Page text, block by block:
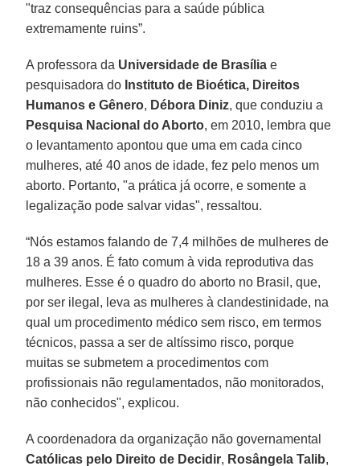
"traz consequências para a saúde pública
extremamente ruins”.
A professora da Universidade de Brasília e
pesquisadora do Instituto de Bioética, Direitos
Humanos e Gênero, Débora Diniz, que conduziu a
Pesquisa Nacional do Aborto, em 2010, lembra que
o levantamento apontou que uma em cada cinco
mulheres, até 40 anos de idade, fez pelo menos um
aborto. Portanto, "a prática já ocorre, e somente a
legalização pode salvar vidas", ressaltou.
“Nós estamos falando de 7,4 milhões de mulheres de
18 a 39 anos. É fato comum à vida reprodutiva das
mulheres. Esse é o quadro do aborto no Brasil, que,
por ser ilegal, leva as mulheres à clandestinidade, na
qual um procedimento médico sem risco, em termos
técnicos, passa a ser de altíssimo risco, porque
muitas se submetem a procedimentos com
profissionais não regulamentados, não monitorados,
não conhecidos", explicou.
A coordenadora da organização não governamental
Católicas pelo Direito de Decidir, Rosângela Talib,